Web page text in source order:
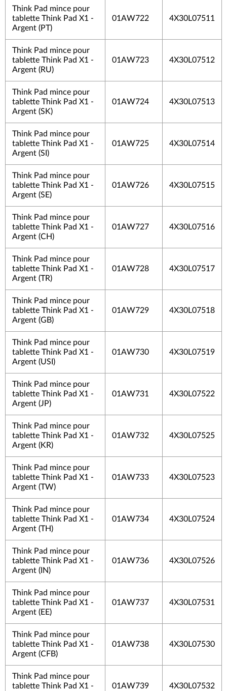
Think Pad mince pour
tablette Think Pad X1 -
Argent (PT)
01AW722 4X30L07511
Think Pad mince pour
tablette Think Pad X1 -
Argent (RU)
01AW723 4X30L07512
Think Pad mince pour
tablette Think Pad X1 -
Argent (SK)
01AW724 4X30L07513
Think Pad mince pour
tablette Think Pad X1 -
Argent (SI)
01AW725 4X30L07514
Think Pad mince pour
tablette Think Pad X1 -
Argent (SE)
01AW726 4X30L07515
Think Pad mince pour
tablette Think Pad X1 -
Argent (CH)
01AW727 4X30L07516
Think Pad mince pour
tablette Think Pad X1 -
Argent (TR)
01AW728 4X30L07517
Think Pad mince pour
tablette Think Pad X1 -
Argent (GB)
01AW729 4X30L07518
Think Pad mince pour
tablette Think Pad X1 -
Argent (USI)
01AW730 4X30L07519
Think Pad mince pour
tablette Think Pad X1 -
Argent (JP)
01AW731 4X30L07522
Think Pad mince pour
tablette Think Pad X1 -
Argent (KR)
01AW732 4X30L07525
Think Pad mince pour
tablette Think Pad X1 -
Argent (TW)
01AW733 4X30L07523
Think Pad mince pour
tablette Think Pad X1 -
Argent (TH)
01AW734 4X30L07524
Think Pad mince pour
tablette Think Pad X1 -
Argent (IN)
01AW736 4X30L07526
Think Pad mince pour
tablette Think Pad X1 -
Argent (EE)
01AW737 4X30L07531
Think Pad mince pour
tablette Think Pad X1 -
Argent (CFB)
01AW738 4X30L07530
Think Pad mince pour
tablette Think Pad X1 -
01AW739 4X30L07532